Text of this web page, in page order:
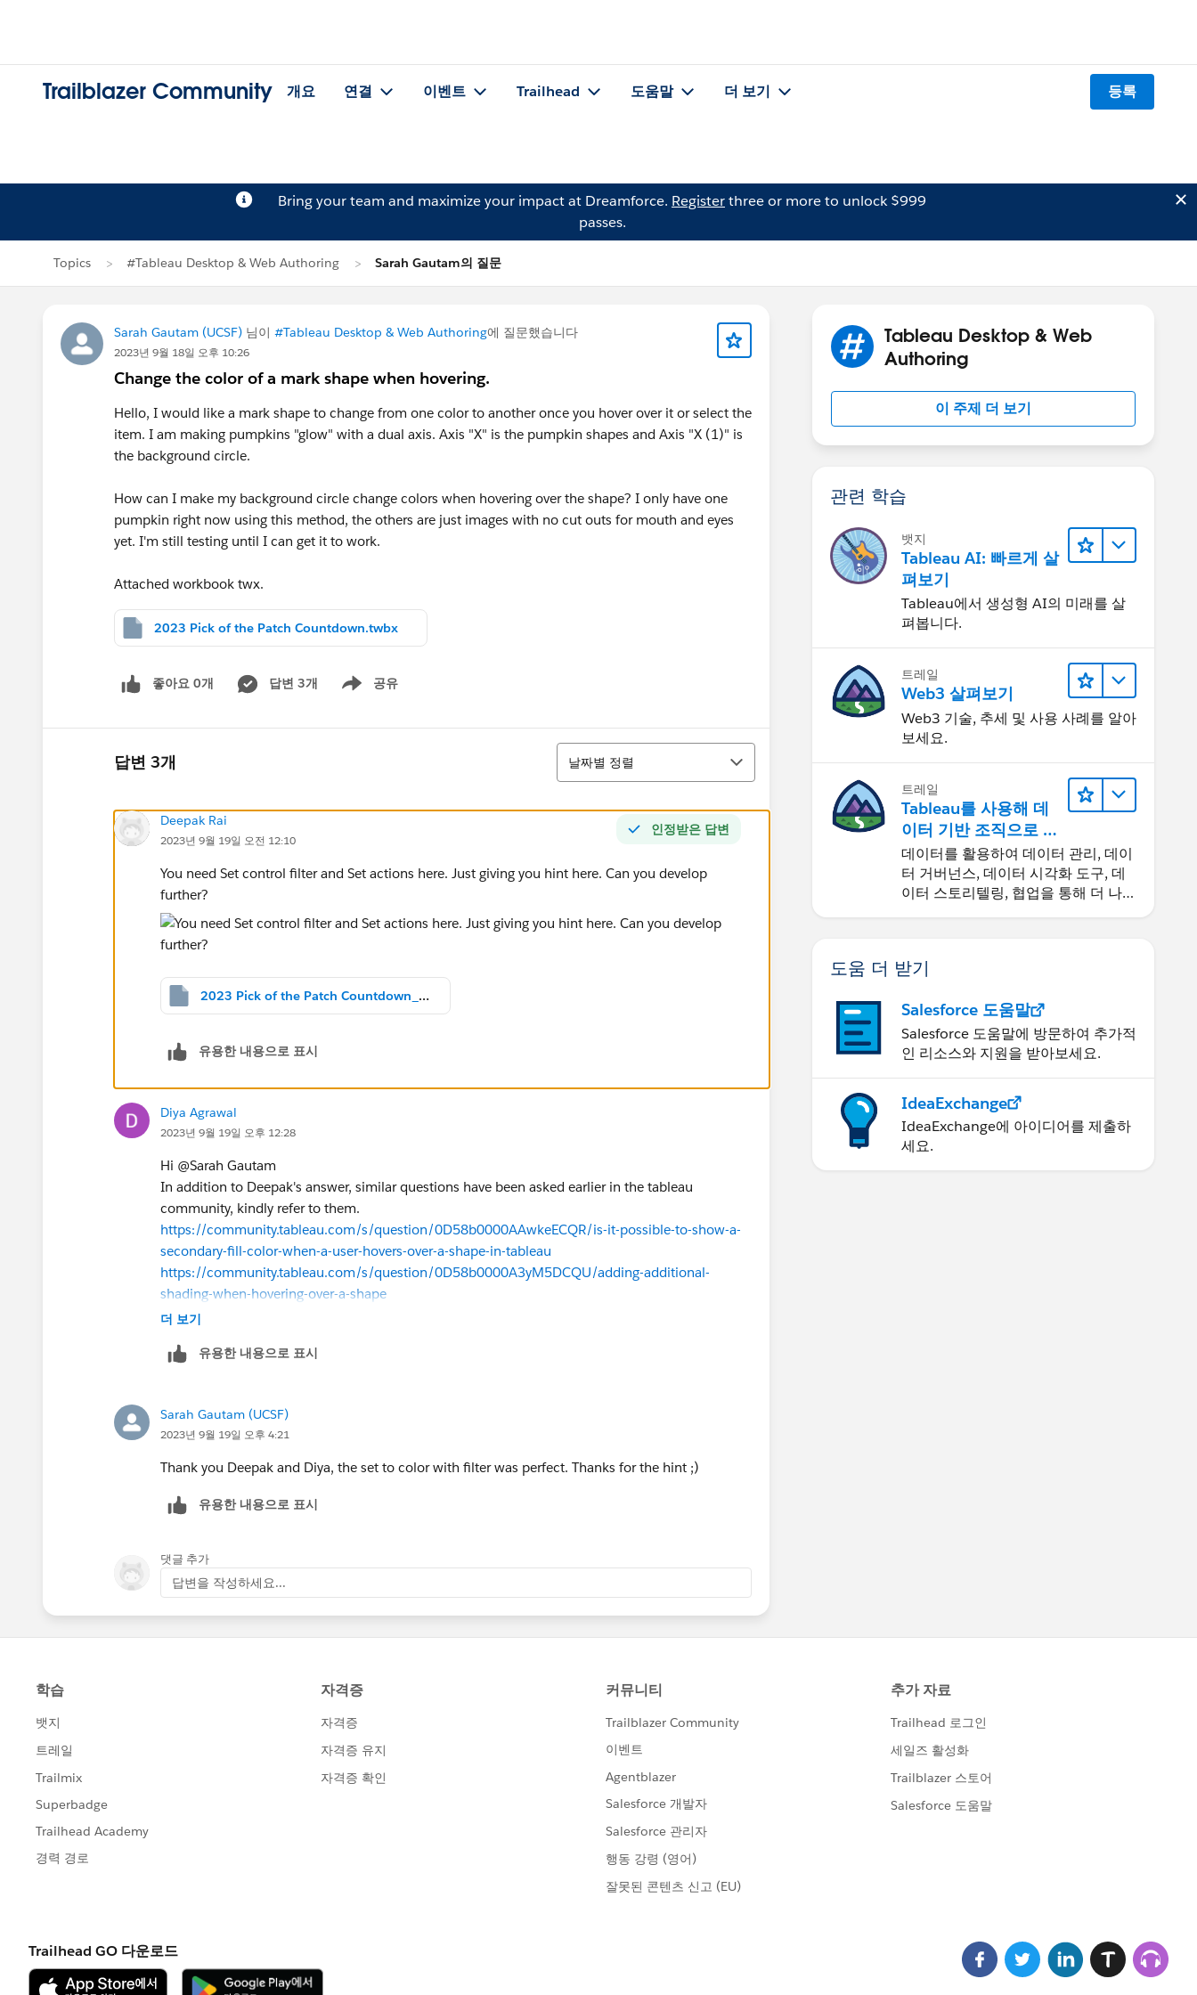
Trailblazer Community 개요 연결 이벤트 Trailhead 도움말 더 보기 등록
Bring your team and maximize your impact at Dreamforce. Registerthree or more to unlock $999
passes.
Topics #Tableau Desktop & Web Authoring Sarah Gautam의 질문
Sarah Gautam (UCSF) 님이 #Tableau Desktop & Web Authoring에 질문했습니다
2023년 9월 18일 오후 10:26
Change the color of a mark shape when hovering.
Hello, I would like a mark shape to change from one color to another once you hover over it or select the
item. I am making pumpkins "glow" with a dual axis. Axis "X" is the pumpkin shapes and Axis "X (1)" is
the background circle.
How can I make my background circle change colors when hovering over the shape? I only have one
pumpkin right now using this method, the others are just images with no cut outs for mouth and eyes
yet. I'm still testing until I can get it to work.
Attached workbook twx.
2023 Pick of the Patch Countdown.twbx
좋아요 0개 답변 3개 공유
Show menu
답변 3개
정렬
날짜별 정렬
인정받은 답변
Deepak Rai
2023년 9월 19일 오전 12:10
You need Set control filter and Set actions here. Just giving you hint here. Can you develop
further?
2023 Pick of the Patch Countdown_v2022.2.twbx
유용한 내용으로 표시
Diya Agrawal
2023년 9월 19일 오후 12:28
Hi @Sarah Gautam​
In addition to Deepak's answer, similar questions have been asked earlier in the tableau
community, kindly refer to them.
https://community.tableau.com/s/question/0D58b0000AAwkeECQR/is-it-possible-to-show-a-
secondary-fill-color-when-a-user-hovers-over-a-shape-in-tableau
https://community.tableau.com/s/question/0D58b0000A3yM5DCQU/adding-additional-
shading-when-hovering-over-a-shape
Please mark as Select as Best if this resolved your question, or Upvote if it helped.
더 보기
유용한 내용으로 표시
Sarah Gautam (UCSF)
2023년 9월 19일 오후 4:21
Thank you Deepak and Diya, the set to color with filter was perfect. Thanks for the hint ;)
유용한 내용으로 표시
댓글 추가
답변을 작성하세요...
Tableau Desktop & Web
Authoring
이 주제 더 보기
관련 학습
뱃지
Tableau AI: 빠르게 살
펴보기
Tableau에서 생성형 AI의 미래를 살
펴봅니다.
트레일
Web3 살펴보기
Web3 기술, 추세 및 사용 사례를 알아
보세요.
트레일
Tableau를 사용해 데
이터 기반 조직으로 거
듭나기
데이터를 활용하여 데이터 관리, 데이
터 거버넌스, 데이터 시각화 도구, 데
이터 스토리텔링, 협업을 통해 더 나은
도움 더 받기
Salesforce 도움말
Salesforce 도움말에 방문하여 추가적
인 리소스와 지원을 받아보세요.
IdeaExchange
IdeaExchange에 아이디어를 제출하
세요.